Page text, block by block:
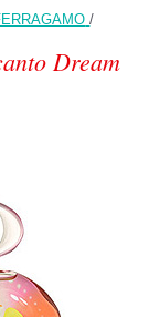
/
Dream